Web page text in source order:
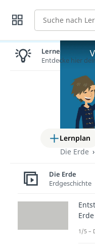
Suche
Lernplan
Die Erde
Lernen lohnt
Entdecke hier
Die Erde
Erdgeschichte
Erde
1/5 –